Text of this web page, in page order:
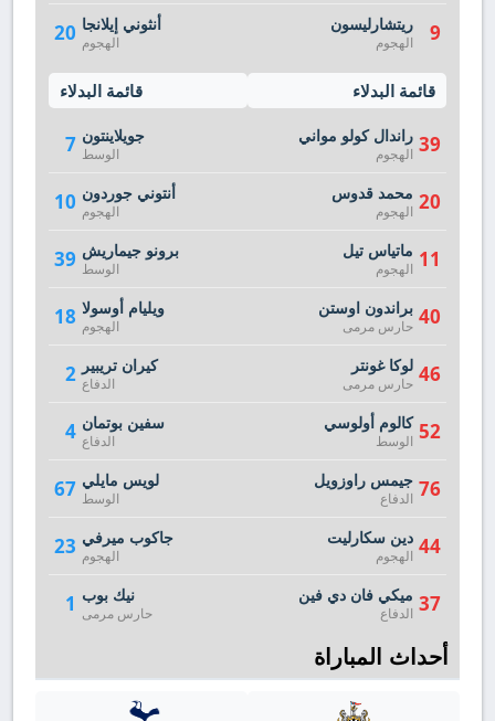
20 أنثوني إيلانجا
الهجوم
قائمة البدلاء
7 جويلاينتون
الوسط
10 أنتوني جوردون
الهجوم
39 برونو جيماريش
الوسط
18 ويليام أوسولا
الهجوم
2 كيران تريبير
الدفاع
4 سفين بوتمان
الدفاع
67 لويس مايلي
الوسط
23 جاكوب ميرفي
الهجوم
1 نيك بوب
حارس مرمى
9 ريتشارليسون
الهجوم
قائمة البدلاء
39 راندال كولو مواني
الهجوم
20 محمد قدوس
الهجوم
11 ماتياس تيل
الهجوم
40 براندون اوستن
حارس مرمى
46 لوكا غونتر
حارس مرمى
52 كالوم أولوسي
الوسط
76 جيمس راوزويل
الدفاع
44 دين سكارليت
الهجوم
37 ميكي فان دي فين
الدفاع
أحداث المباراة